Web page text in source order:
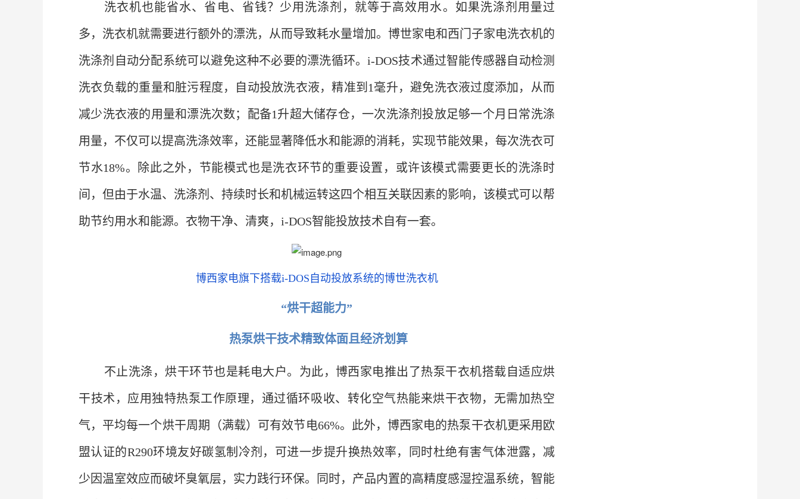
洗衣机也能省水、省电、省钱？少用洗涤剂，就等于高效用水。如果洗涤剂用量过
多，洗衣机就需要进行额外的漂洗，从而导致耗水量增加。博世家电和西门子家电洗衣机的
洗涤剂自动分配系统可以避免这种不必要的漂洗循环。i-DOS技术通过智能传感器自动检测
洗衣负载的重量和脏污程度，自动投放洗衣液，精准到1毫升，避免洗衣液过度添加，从而
减少洗衣液的用量和漂洗次数；配备1升超大储存仓，一次洗涤剂投放足够一个月日常洗涤
用量，不仅可以提高洗涤效率，还能显著降低水和能源的消耗，实现节能效果，每次洗衣可
节水18%。除此之外，节能模式也是洗衣环节的重要设置，或许该模式需要更长的洗涤时
间，但由于水温、洗涤剂、持续时长和机械运转这四个相互关联因素的影响，该模式可以帮
助节约用水和能源。衣物干净、清爽，i-DOS智能投放技术自有一套。
博西家电旗下搭载i-DOS自动投放系统的博世洗衣机
“烘干超能力”
热泵烘干技术精致体面且经济划算
不止洗涤，烘干环节也是耗电大户。为此，博西家电推出了热泵干衣机搭载自适应烘
干技术，应用独特热泵工作原理，通过循环吸收、转化空气热能来烘干衣物，无需加热空
气，平均每一个烘干周期（满载）可有效节电66%。此外，博西家电的热泵干衣机更采用欧
盟认证的R290环境友好碳氢制冷剂，可进一步提升换热效率，同时杜绝有害气体泄露，减
少因温室效应而破坏臭氧层，实力践行环保。同时，产品内置的高精度感湿控温系统，智能